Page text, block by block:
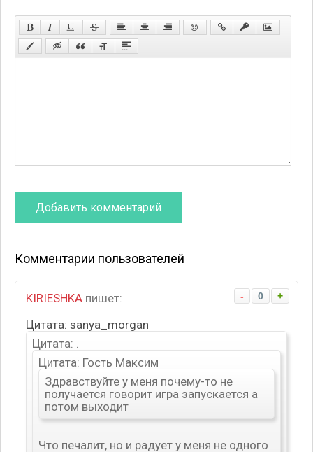
Комментарии пользователей
- 0 +
KIRIESHKA пишет:
Цитата: sanya_morgan
Цитата: .
Цитата: Гость Максим
Здравствуйте у меня почему-то не
получается говорит игра запускается а
потом выходит
Что печалит, но и радует у меня не одного